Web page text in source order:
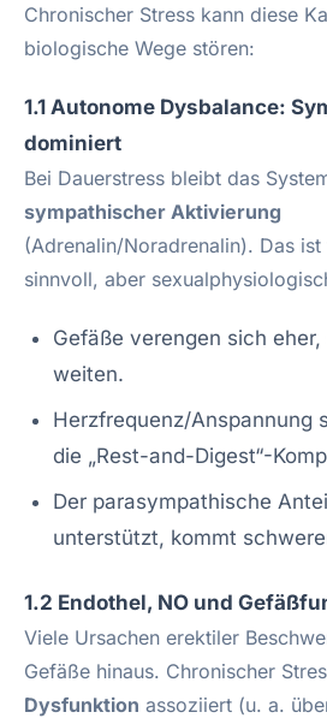
Chronischer Stress kann diese
biologische Wege stören:
1.1 Autonome Dysbalance:
dominiert
Bei Dauerstress bleibt das
sympathischer Aktivierung
(Adrenalin/Noradrenalin). Das
sinnvoll, aber
Gefäße verengen sich
weiten.
Herzfrequenz/Anspannung
die „Rest-and-Digest“-
Der parasympathische
unterstützt, kommt
1.2 Endothel, NO und
Viele Ursachen erektiler
Gefäße hinaus. Chronischer
Dysfunktion assoziiert (u. a.